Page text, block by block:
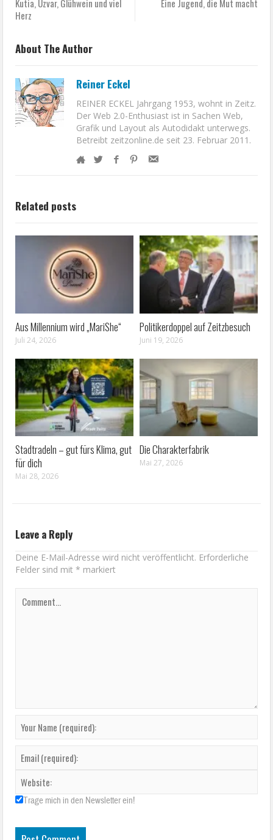
Kutia, Uzvar, Glühwein und viel
Herz
Eine Jugend, die Mut macht
About The Author
Reiner Eckel
REINER ECKEL Jahrgang 1953, wohnt in Zeitz.
Der Web 2.0-Enthusiast ist in Sachen Web,
Grafik und Layout als Autodidakt unterwegs.
Betreibt zeitzonline.de seit 23. Februar 2011.
Related posts
Aus Millennium wird „MariShe“
Juli 24, 2026
Politikerdoppel auf Zeitzbesuch
Juni 19, 2026
Stadtradeln – gut fürs Klima, gut
für dich
Mai 28, 2026
Die Charakterfabrik
Mai 27, 2026
Leave a Reply
Deine E-Mail-Adresse wird nicht veröffentlicht. Erforderliche
Felder sind mit* markiert
Trage mich in den Newsletter ein!